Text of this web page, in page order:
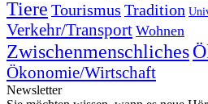
Tiere Tourismus Tradition
Verkehr/Transport Wohnen
Zwischenmenschliches
Ökonomie/Wirtschaft
Newsletter